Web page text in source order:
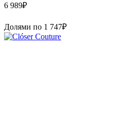
6 989₽
Долями по 1 747₽